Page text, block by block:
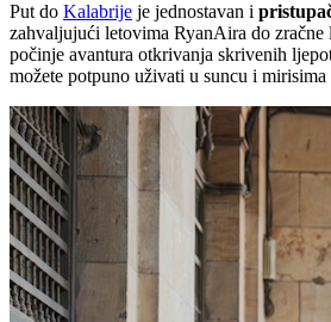
Put do Kalabrije je jednostavan i
zahvaljujući letovima RyanAira do
počinje avantura otkrivanja skrivenih
možete potpuno uživati u suncu i mirisima